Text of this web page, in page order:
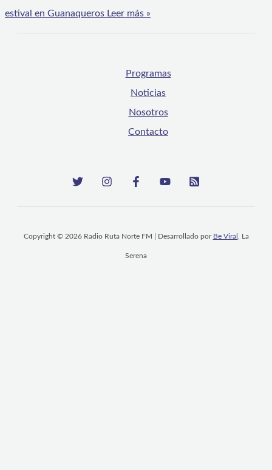
estival en Guanaqueros Leer más »
Programas
Noticias
Nosotros
Contacto
Copyright © 2026 Radio Ruta Norte FM | Desarrollado por Be Viral , La
Serena